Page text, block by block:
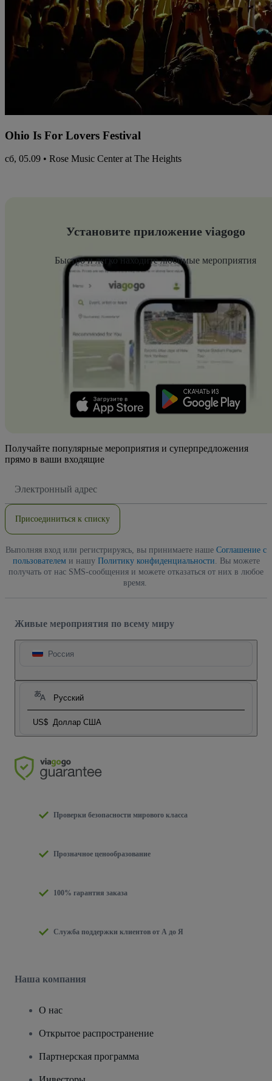
Ohio Is For Lovers Festival
сб, 05.09 • Rose Music Center at The Heights
Установите приложение viagogo
Быстро и легко находите любимые мероприятия
Получайте популярные мероприятия и суперпредложения
прямо в ваши входящие
электронной
Присоединиться к списку
Выполняя вход или регистрируясь, вы принимаете наше Соглашение с
пользователеми нашу Политику конфиденциальности. Вы можете
получать от нас SMS-сообщения и можете отказаться от них в любое
время.
Живые мероприятия по всему миру
Россия
Русский
US$ Доллар США
Проверки безопасности мирового класса
Прозначное ценообразование
100% гарантия заказа
Служба поддержки клиентов от А до Я
Наша компания
О нас
Открытое распространение
Партнерская программа